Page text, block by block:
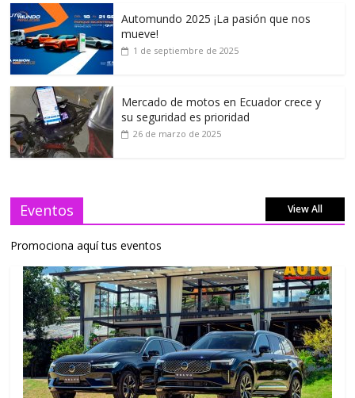
Automundo 2025 ¡La pasión que nos
mueve!
1 de septiembre de 2025
Mercado de motos en Ecuador crece y
su seguridad es prioridad
26 de marzo de 2025
Eventos View All
Promociona aquí tus eventos